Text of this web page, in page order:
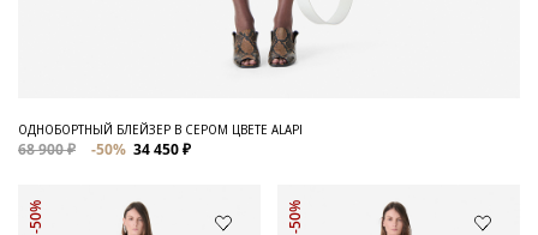
ОДНОБОРТНЫЙ БЛЕЙЗЕР В СЕРОМ ЦВЕТЕ ALAPI
68 900 ₽ -50% 34 450 ₽
-50% -50%